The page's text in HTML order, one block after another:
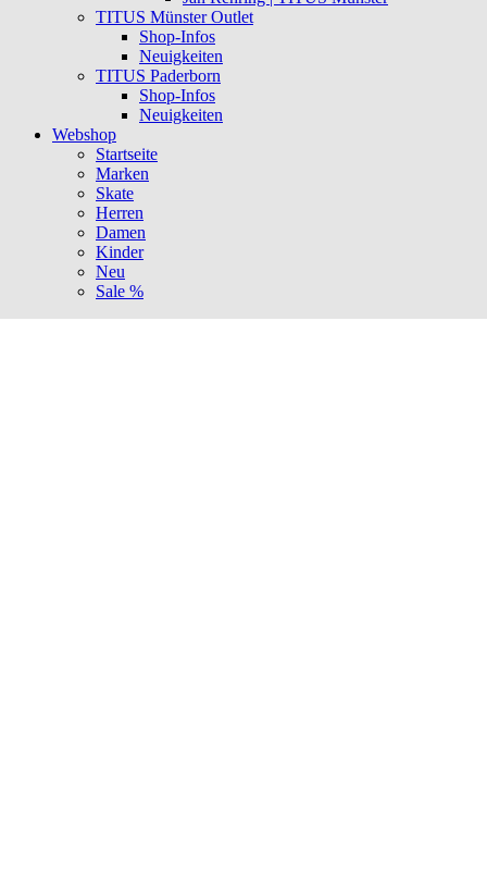
TITUS Münster Outlet
Shop-Infos
Neuigkeiten
TITUS Paderborn
Shop-Infos
Neuigkeiten
Webshop
Startseite
Marken
Skate
Herren
Damen
Kinder
Neu
Sale %